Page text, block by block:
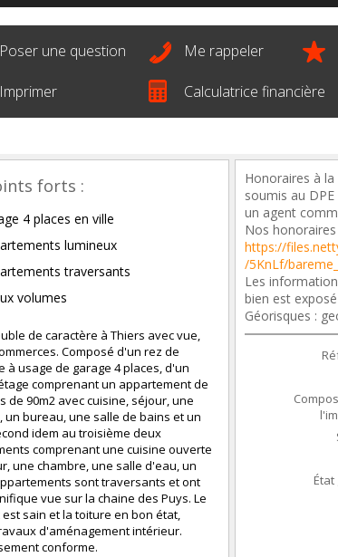
Poser une question Me rappeler
Imprimer Calculatrice financière
forts :
4 places en ville
lumineux
traversants
volumes
de caractère à Thiers avec vue,
Composé d'un rez de
à usage de garage 4 places, d'un
comprenant un appartement de
de 90m2 avec cuisine, séjour, une
un bureau, une salle de bains et un
idem au troisième deux
comprenant une cuisine ouverte
une chambre, une salle d'eau, un
sont traversants et ont
vue sur la chaine des Puys. Le
sain et la toiture en bon état,
d'aménagement intérieur.
conforme.
Honoraires à
soumis au
un agent
Nos honoraires
https://
/5KnLf/
Les
bien est
Géorisques :